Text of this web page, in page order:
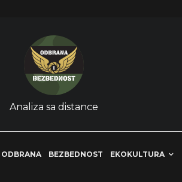
Analiza sa distance
ODBRANA BEZBEDNOST EKOKULTURA